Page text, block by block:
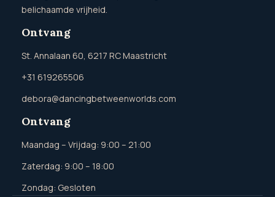
belichaamde vrijheid.
Ontvang
St. Annalaan 60, 6217 RC Maastricht
+31 619265506
debora@dancingbetweenworlds.com
Ontvang
Maandag – Vrijdag: 9:00 – 21:00
Zaterdag: 9:00 – 18:00
Zondag: Gesloten